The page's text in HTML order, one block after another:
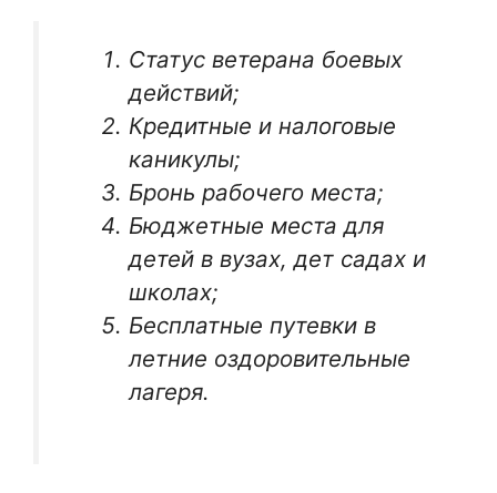
Статус ветерана боевых
действий;
Кредитные и налоговые
каникулы;
Бронь рабочего места;
Бюджетные места для
детей в вузах, дет садах и
школах;
Бесплатные путевки в
летние оздоровительные
лагеря.